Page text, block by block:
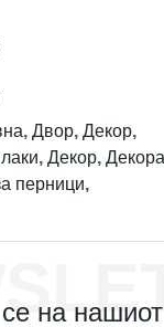
, Двор, Декор,
, Декор,
перници,
на